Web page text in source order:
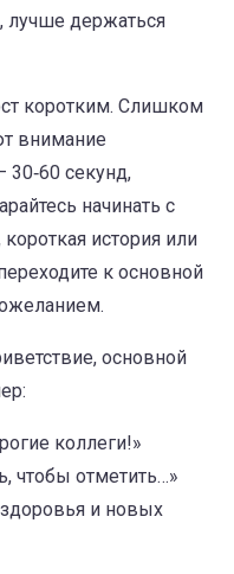
лучше держаться
коротким. Слишком
внимание
30‑60 секунд,
начинать с
история или
к основной
основной
коллеги!»
чтобы отметить…»
и новых